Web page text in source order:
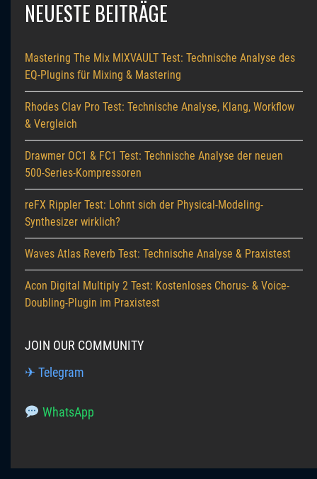
NEUESTE BEITRÄGE
Mastering The Mix MIXVAULT Test: Technische Analyse des
EQ-Plugins für Mixing & Mastering
Rhodes Clav Pro Test: Technische Analyse, Klang, Workflow
& Vergleich
Drawmer OC1 & FC1 Test: Technische Analyse der neuen
500-Series-Kompressoren
reFX Rippler Test: Lohnt sich der Physical-Modeling-
Synthesizer wirklich?
Waves Atlas Reverb Test: Technische Analyse & Praxistest
Acon Digital Multiply 2 Test: Kostenloses Chorus- & Voice-
Doubling-Plugin im Praxistest
JOIN OUR COMMUNITY
✈ Telegram
WhatsApp